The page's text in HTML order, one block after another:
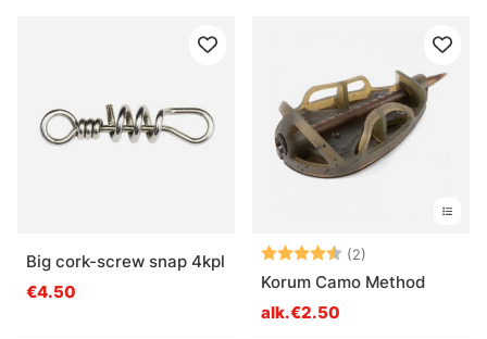
Big cork-screw snap 4kpl
€4.50
Arvio: (2)
Korum Camo Method
alk.€2.50